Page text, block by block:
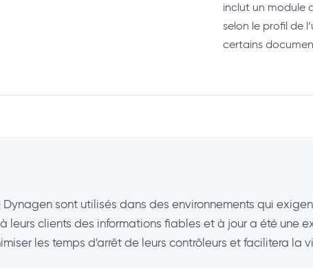
inclut un module
selon le profil de
certains
Dynagen sont utilisés dans des environnements qui
leurs clients des informations fiables et à jour a été une
les temps d'arrêt de leurs contrôleurs et facilitera la